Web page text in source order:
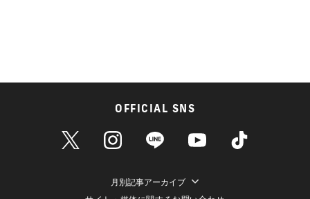
OFFICIAL SNS
月別記事アーカイブ